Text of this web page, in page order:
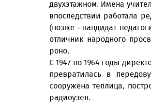
двухэтажном. Имена
впоследствии работала
(позже - кандидат
отличник народного
роно.
С 1947 по 1964 годы
превратилась в
сооружена теплица,
радиоузел.